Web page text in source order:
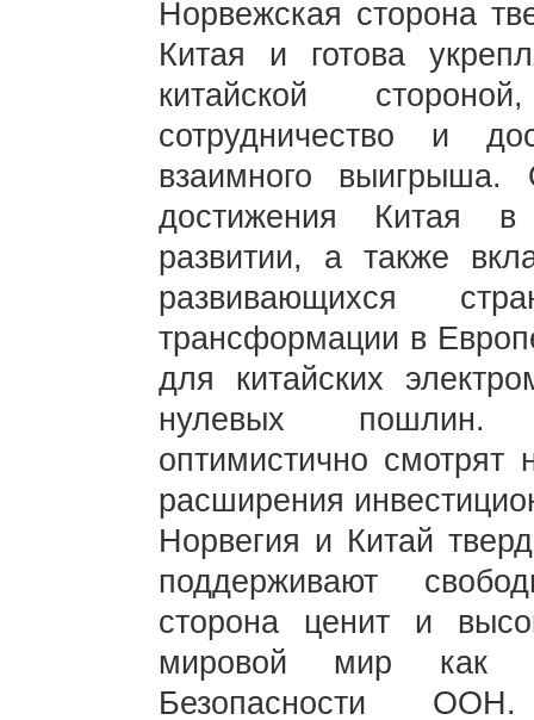
Норвежская сторона
Китая и готова
китайской
сотрудничество и
взаимного
достижения Китая
развитии, а также
развивающихся
трансформации в
для китайских
нулевых пошлин.
оптимистично
расширения
Норвегия и Китай
поддерживают
сторона ценит и
мировой мир как
Безопасности ООН.